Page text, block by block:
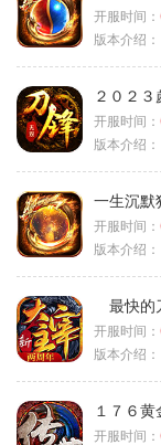
开服时间：
版本介绍：
２０２
开服时间：
版本介绍：
一生沉默
开服时间：
版本介绍：
最快的
开服时间：
版本介绍：
１７６黄
开服时间：